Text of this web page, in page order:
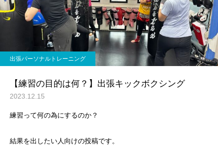
トレーナーとして 個別トレー
出張 講演 セミナー 運動・体操
パーソナルトレーニ
ング
キックボクシングで本当に
痩せますか？｜元日本王者
で答えます
パーソナルトレーニ
ング
パーソナルトレーナー
び方｜失敗しない7つの
解説
出張パーソナルトレーニング
【練習の目的は何？】出張キックボクシング
2023.12.15
練習って何の為にするのか？
結果を出したい人向けの投稿です。